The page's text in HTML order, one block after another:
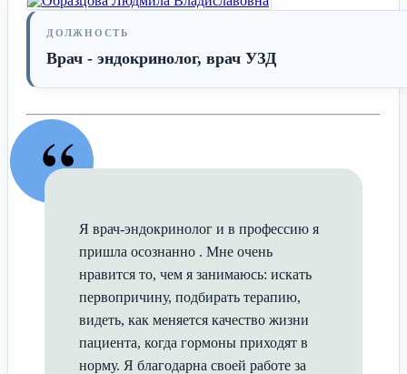
ДОЛЖНОСТЬ
Врач - эндокринолог, врач УЗД
“
Я врач-эндокринолог и в профессию я
пришла осознанно . Мне очень
нравится то, чем я занимаюсь: искать
первопричину, подбирать терапию,
видеть, как меняется качество жизни
пациента, когда гормоны приходят в
норму. Я благодарна своей работе за